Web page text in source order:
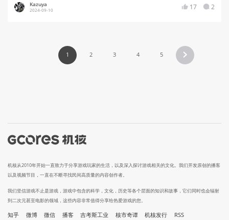
Kazuya
2024-09-10 17 2
1 2 3 4 5
机核从2010年开始一直致力于分享游戏玩家的生活，以及深入探讨游戏相关的文化。我们开发原创的播客
以及视频节目，一直在不断寻找民间高质量的内容创作者。
我们坚信游戏不止是游戏，游戏中包含的科学，文化，历史等各个层面的知识和故事，它们同时也会辐射
到二次元甚至电影的领域，这些内容非常值得分享给热爱游戏的您。
知乎 微博 微信 播客 吉考斯工业 核市奇谭 机核发行 RSS